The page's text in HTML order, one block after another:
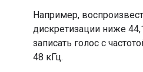
Например,
дискретизации ниже
записать голос с
48 кГц.